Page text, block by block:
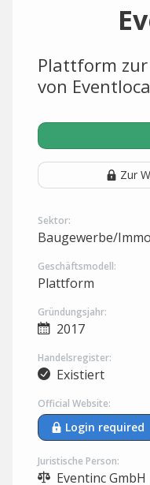
Plattform
von
Zur
Sektor:
Baugewerbe/
Geschäftsmodell:
Plattform
Gründungsjahr:
2017
Handelsregister:
Existiert
Official Website:
Login required
Juristische Person:
Eventinc GmbH